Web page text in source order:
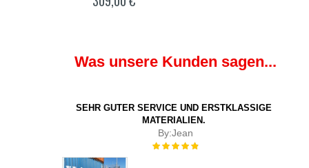
Was unsere Kunden sagen...
SEHR GUTER SERVICE UND ERSTKLASSIGE
MATERIALIEN.
By:Jean
Rating: